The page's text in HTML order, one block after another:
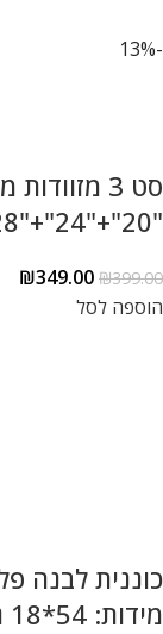
-13%
סט 3
"20"+"24"+"28" תכלת HL-2496
₪399.00
₪349.00
הוספה לסל
מידות: 54*18 גובה 71ס"מ